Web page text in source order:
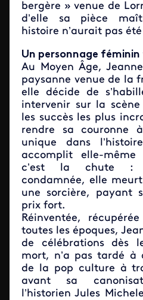
bergère » venue de
d’elle sa pièce
histoire n’aurait pas
Un personnage
Au Moyen Âge,
paysanne venue de la
elle décide de
intervenir sur la
les succès les plus
rendre sa couronne
unique dans
accomplit elle-
c’est la chute :
condamnée, elle
une sorcière, payant
prix fort.
Réinventée,
toutes les époques,
de célébrations dès
mort, n’a pas tardé à
de la pop culture à
avant sa
l’historien Jules